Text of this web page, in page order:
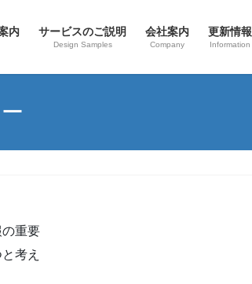
内 サービスのご説明
Design Samples
会社案内
Company
更新情報
Information
重要
考え